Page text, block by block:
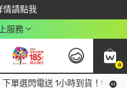
情請點我
回饋$350
服務
0
下單選閃電送 1小時到貨！領神